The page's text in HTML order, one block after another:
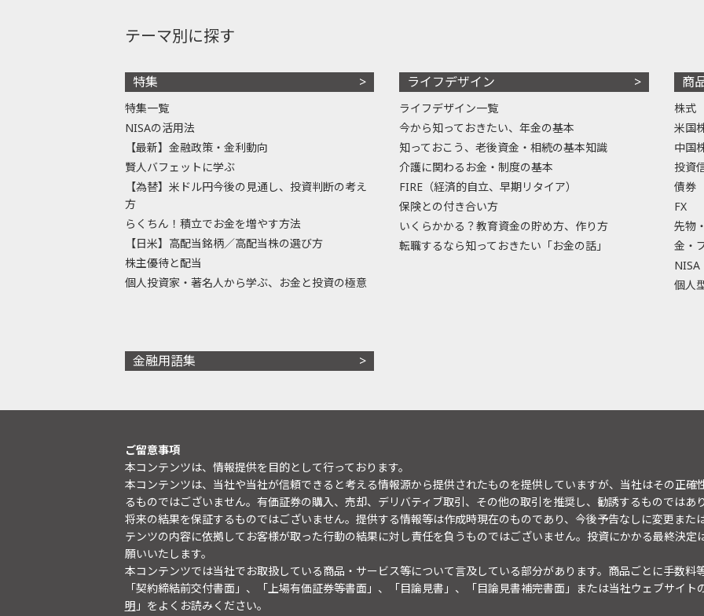
テーマ別に探す
特集
特集一覧
NISAの活用法
【最新】金融政策・金利動向
賢人バフェットに学ぶ
【為替】米ドル円今後の見通し、投資判断の考え
方
らくちん！積立でお金を増やす方法
【日米】高配当銘柄／高配当株の選び方
株主優待と配当
個人投資家・著名人から学ぶ、お金と投資の極意
ライフデザイン
ライフデザイン一覧
今から知っておきたい、年金の基本
知っておこう、老後資金・相続の基本知識
介護に関わるお金・制度の基本
FIRE（経済的自立、早期リタイア）
保険との付き合い方
いくらかかる？教育資金の貯め方、作り方
転職するなら知っておきたい「お金の話」
商
株式
米国
中国
投資
債券
FX
先物
金・
NISA
個人
金融用語集
ご留意事項
本コンテンツは、情報提供を目的として行っております。
本コンテンツは、当社や当社が信頼できると考える情報源から提供されたものを提供していますが、当社はその正
るものではございません。有価証券の購入、売却、デリバティブ取引、その他の取引を推奨し、勧誘するものでは
将来の結果を保証するものではございません。提供する情報等は作成時現在のものであり、今後予告なしに変更また
テンツの内容に依拠してお客様が取った行動の結果に対し責任を負うものではございません。投資にかかる最終決
願いいたします。
本コンテンツでは当社でお取扱している商品・サービス等について言及している部分があります。商品ごとに手数料
「契約締結前交付書面」、「上場有価証券等書面」、「目論見書」、「目論見書補完書面」または当社ウェブサイト
明 」をよくお読みください。